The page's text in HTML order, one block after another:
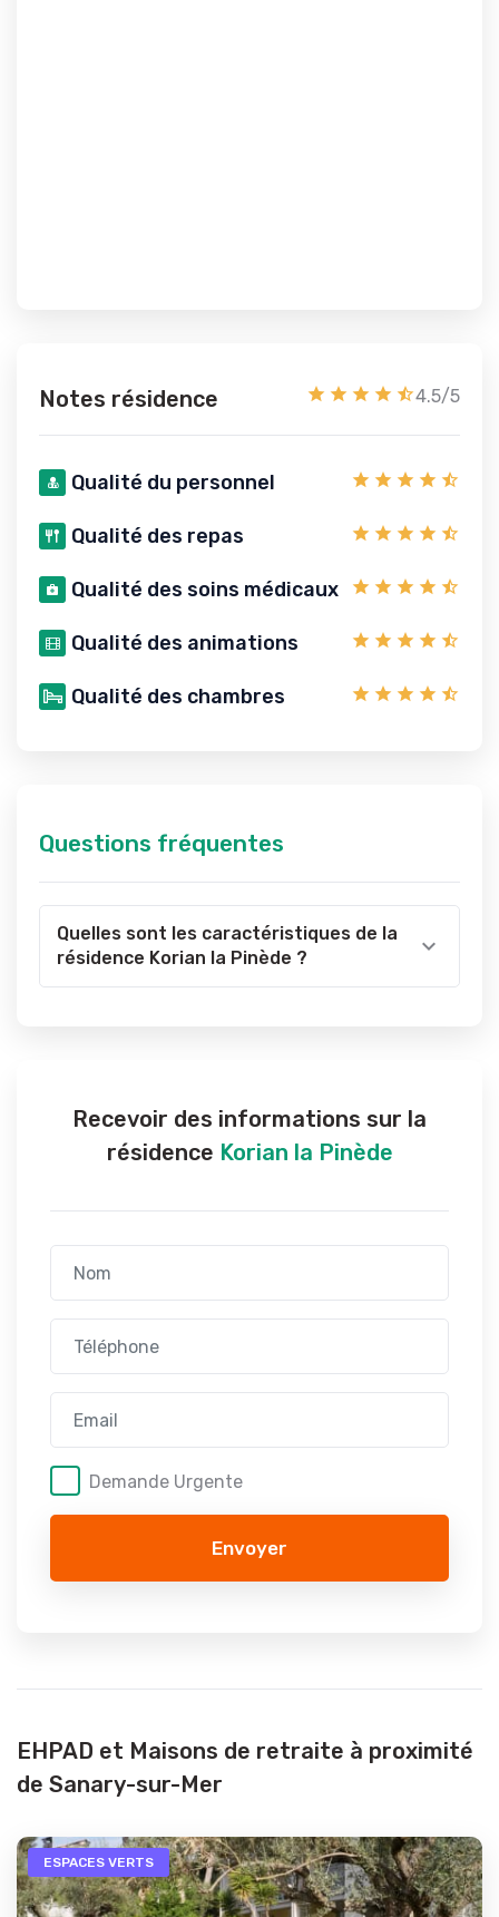
Notes résidence 4.5/5
Qualité du personnel
Qualité des repas
Qualité des soins médicaux
Qualité des animations
Qualité des chambres
Questions fréquentes
Quelles sont les caractéristiques de la
résidence Korian la Pinède ?
Recevoir des informations sur la
résidence Korian la Pinède
Demande Urgente
Envoyer
EHPAD et Maisons de retraite à proximité
de Sanary-sur-Mer
ESPACES VERTS